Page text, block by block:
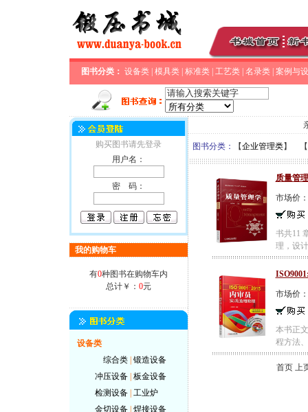
图书分类： 设备类 模具类 标准类 工艺类 名录类 案例与
购买图书请先登录
用户名：
密 码：
我的购物车
有0种图书在购物车内
总计￥： 0元
设备类
综合类 锻造设备
冲压设备 板金设备
检测设备 工业炉
金切设备 焊接设备
图书分类： 【企业管理类】 【
质量管
市场价：
书共11
理，设
市场价：
本书正
程方法
首页 上